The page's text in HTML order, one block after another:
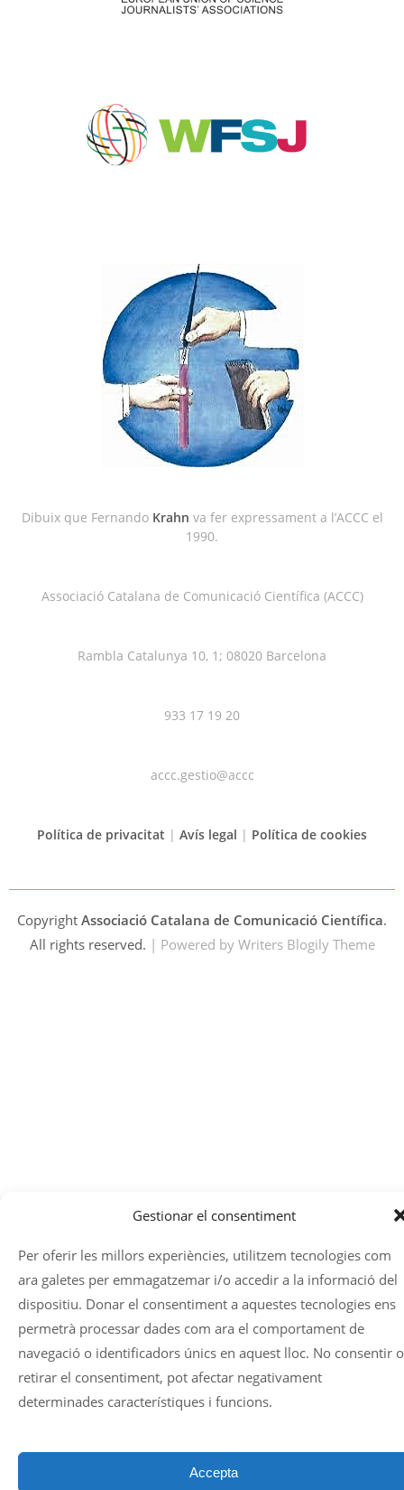
Gestionar el consentiment
Per oferir les millors experiències, utilitzem tecnologies com
ara galetes per emmagatzemar i/o accedir a la informació del
dispositiu. Donar el consentiment a aquestes tecnologies ens
permetrà processar dades com ara el comportament de
navegació o identificadors únics en aquest lloc. No consentir o
retirar el consentiment, pot afectar negativament
determinades característiques i funcions.
Accepta
Dibuix que Fernando Krahn va fer expressament a l’ACCC el
1990.
Associació Catalana de Comunicació Científica (ACCC)
Rambla Catalunya 10, 1; 08020 Barcelona
933 17 19 20
accc.gestio@accc
Política de privacitat | Avís legal | Política de cookies
Copyright Associació Catalana de Comunicació Científica.
All rights reserved. | Powered by Writers Blogily Theme